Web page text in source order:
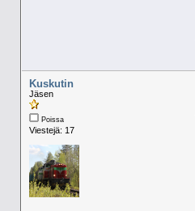
Kuskutin
Jäsen
Poissa
Viestejä: 17